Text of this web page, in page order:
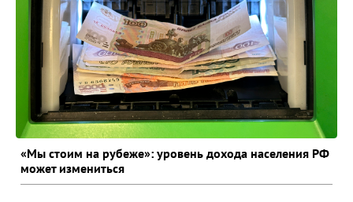
«Мы стоим на рубеже»: уровень дохода населения РФ
может измениться